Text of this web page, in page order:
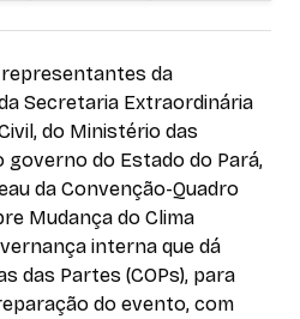
representantes da
Secretaria Extraordinária
do Ministério das
governo do Estado do Pará,
da Convenção-Quadro
Mudança do Clima
interna que dá
das Partes (COPs), para
do evento, com